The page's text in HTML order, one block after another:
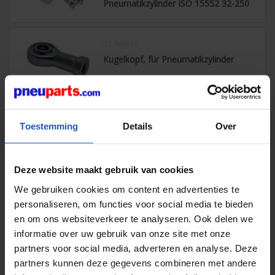
Toestemming Details Over
Deze website maakt gebruik van cookies
We gebruiken cookies om content en advertenties te
personaliseren, om functies voor social media te bieden
en om ons websiteverkeer te analyseren. Ook delen we
informatie over uw gebruik van onze site met onze
partners voor social media, adverteren en analyse. Deze
partners kunnen deze gegevens combineren met andere
Pneumatikzylinder ISO 15552 32-250
Kugelkopf, für Pneumatikzylinder
Kompaktzylinder ISO 21287
aber dennoch einen genormten Zylinder einsetzen?
Anwendungen entwickelt, bei denen der Bauraum
diese Zylinder über standardisierte Abmessungen,
wodurch sie zusammen mit dem passenden
Befestigungszubehör mit Marken wie Festo, SMC oder
Aventics austauschbar sind.
Kompakte Luftzylinder, platzsparend und
effizient